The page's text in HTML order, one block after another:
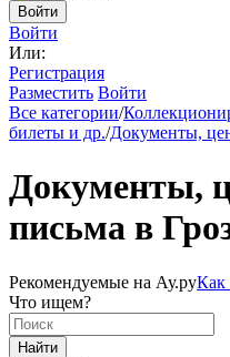
Войти
Войти
Или:
Регистрация
Разместить Войти
Все категории/
билеты и др./Документы,
Документы,
письма в
Рекомендуемые на Ау.руКак
Что ищем?
Найти